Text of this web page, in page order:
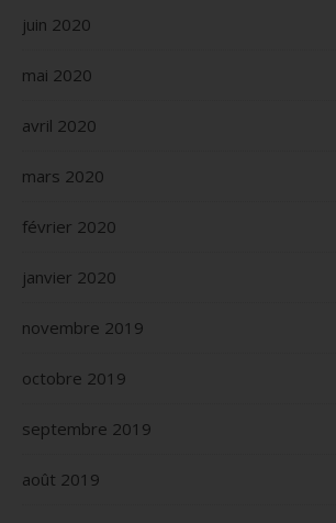
juin 2020
mai 2020
avril 2020
mars 2020
février 2020
janvier 2020
novembre 2019
octobre 2019
septembre 2019
août 2019